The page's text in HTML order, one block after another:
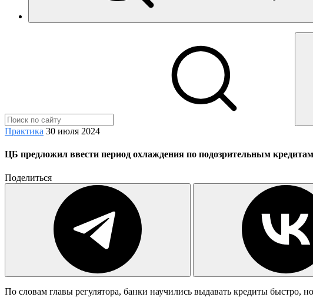
Практика 30 июля 2024
ЦБ предложил ввести период охлаждения по подозрительным кредитам
Поделиться
По словам главы регулятора, банки научились выдавать кредиты быстро,